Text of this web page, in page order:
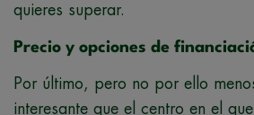
quieres superar.
Precio y opciones de
Por último, pero no por ello
interesante que el centro en el